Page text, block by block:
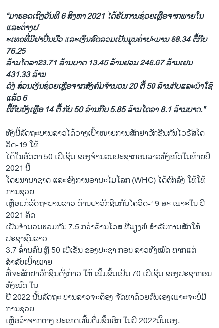
“ມາຮອດເຖິງວັນທີ 6 ສິງຫາ 2021 ໄດ້ຮັບການຊ່ວຍເຫຼືອຈາກພາຍໃນ
ແລະຕ່າງປ
ະເທດທີ່ມີຢາປິ່ນປົວ ແລະເງິນສົດລວມເປັນມູນຄ່າປະມານ 88.34 ຕື້ກີບ
76.25
ລ້ານໂດລາ23.71 ລ້ານບາດ 13.45 ລ້ານຢວນ 248.67 ລ້ານເຢນ
431.33 ລ້ານ
ດົງ ສ່ວນເງິນຊ່ວຍເຫຼືອຈາກສັງຄົມຈຳນວນ 20 ຕື້ 50 ລ້ານກີບແລະນຳໃຊ້
ແລ້ວ 6
ຕື້ກີບຍັງເຫຼືອ 14 ຕື້ ກັບ 50 ລ້ານກີບ 5.85 ລ້ານໂດລາ 8.1 ລ້ານບາດ."
ທັງນີ້ລັດຖະບານລາວໄດ້ວາງເປົ້າໜາຍການສັກຢາວັກຊີນກັນໄວຣັສໂຄ
ວິດ-19 ໃຫ້
ໄດ້ໃນອັດຕາ 50 ເປີເຊັນ ຂອງຈຳນວນປະຊາກອນລາວທັງໝົດໃນທ້າຍປີ
2021 ນີ້
ໂດຍນານາຊາດ ແລະອົງການອານະໄມໂລກ (WHO) ໄດ້ຕົກລົງ ໃຫ້ໃຫ້
ການຊ່ວຍ
ເຫຼືອແກ່ລັດຖະບານລາວ ດ້ານຢາວັກຊີນກັນໂຄວິດ-19 ສະ ເພາະໃນ ປີ
2021 ຄິດ
ເປັນຈຳນວນຮວມກັນ 7.5 ກວ່າລ້ານໂດສ ທີ່ພຽງພໍ ສຳລັບການສັກໃຫ້
ປະຊາຊົນລາວ
3.7 ລ້່ານຄົນ ຫຼື 50 ເປີເຊັນ ຂອງປະຊາ ກອນ ລາວທັງໝົດ ຫາກແຕ່
ສຳລັບເປົ້າໝາຍ
ທີ່ຈະສັກຢາວັກຊີນດັ່ງກ່າວ ໃຫ້ ເພີ້ມຂຶ້ນເປັນ 70 ເປີເຊັນ ຂອງປະຊາກອນ
ທັງໝົດ ໃນ
ປີ 2022 ນັ້ນລັດຖະ ບານລາວຈະຕ້ອງ ຈັດຫາດ້ວຍຕົນເອງເພາະຈະບໍ່ມີ
ການຊ່ວຍ
ເຫຼືອລ້າຈາກຕ່າງ ປະເທດເພີິ້ມຕື່ມຂຶ້ນອີກ ໃນປີ 2022ນັ້ນເອງ.